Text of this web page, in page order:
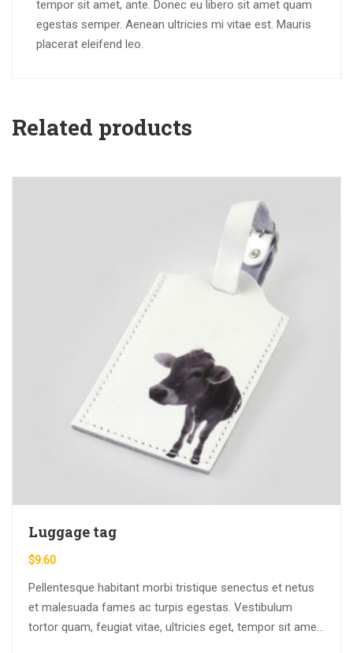
tempor sit amet, ante. Donec eu libero sit amet quam
egestas semper. Aenean ultricies mi vitae est. Mauris
placerat eleifend leo.
Related products
Luggage tag
$9.60
Pellentesque habitant morbi tristique senectus et netus
et malesuada fames ac turpis egestas. Vestibulum
tortor quam, feugiat vitae, ultricies eget, tempor sit amet,